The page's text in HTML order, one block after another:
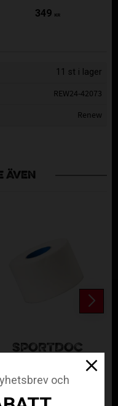
349 KR
11 st i lager
REW24-42073
Renew
ÄVEN
SPORTDOC
COACH TAPE
MEDICAL BLUE
och